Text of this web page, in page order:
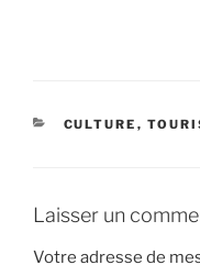
CATÉGORIES
CULTURE ,
Laisser un
Votre adresse de